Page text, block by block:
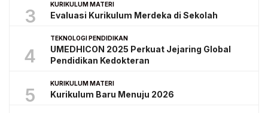
3
KURIKULUM MATERI
Evaluasi Kurikulum Merdeka di Sekolah
4
TEKNOLOGI PENDIDIKAN
UMEDHICON 2025 Perkuat Jejaring Global
Pendidikan Kedokteran
5
KURIKULUM MATERI
Kurikulum Baru Menuju 2026